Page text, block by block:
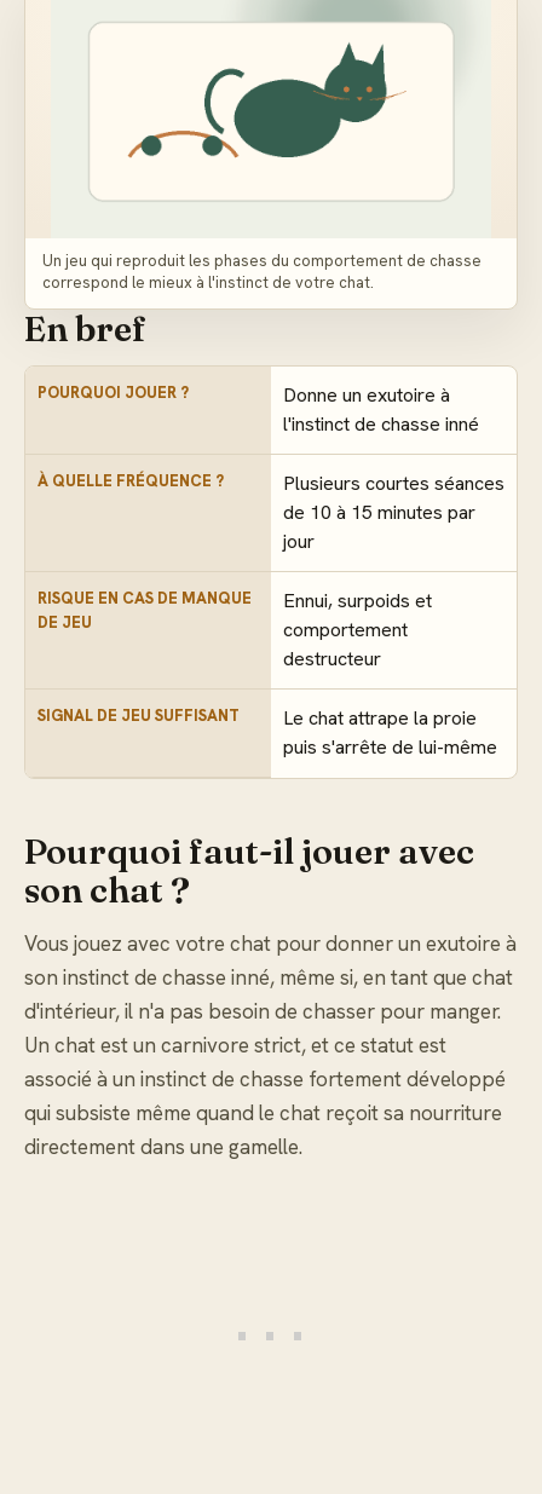
Un jeu qui reproduit les phases du comportement de chasse
correspond le mieux à l'instinct de votre chat.
En bref
POURQUOI JOUER ?
Donne un exutoire à
l'instinct de chasse inné
À QUELLE FRÉQUENCE ?
Plusieurs courtes séances
de 10 à 15 minutes par
jour
RISQUE EN CAS DE MANQUE
DE JEU
Ennui, surpoids et
comportement
destructeur
SIGNAL DE JEU SUFFISANT
Le chat attrape la proie
puis s'arrête de lui-même
Pourquoi faut-il jouer avec
son chat ?
Vous jouez avec votre chat pour donner un exutoire à
son instinct de chasse inné, même si, en tant que chat
d'intérieur, il n'a pas besoin de chasser pour manger.
Un chat est un carnivore strict, et ce statut est
associé à un instinct de chasse fortement développé
qui subsiste même quand le chat reçoit sa nourriture
directement dans une gamelle.